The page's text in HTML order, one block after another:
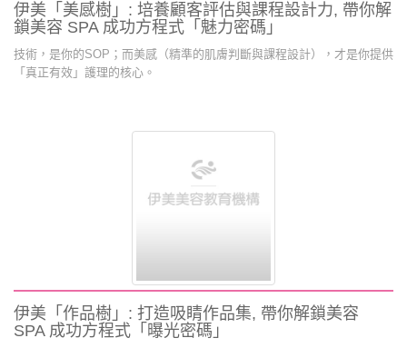
伊美「美感樹」: 培養顧客評估與課程設計力, 帶你解
鎖美容 SPA 成功方程式「魅力密碼」
技術，是你的SOP；而美感（精準的肌膚判斷與課程設計），才是你提供
「真正有效」護理的核心。
伊美「作品樹」: 打造吸睛作品集, 帶你解鎖美容
SPA 成功方程式「曝光密碼」